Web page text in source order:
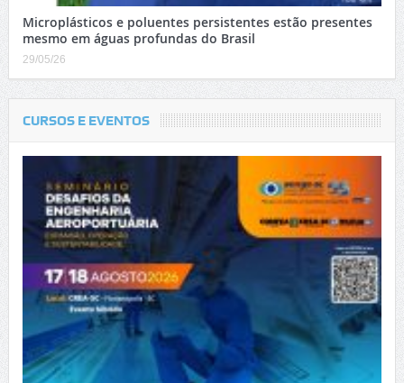
Microplásticos e poluentes persistentes estão presentes
mesmo em águas profundas do Brasil
29/05/26
CURSOS E EVENTOS